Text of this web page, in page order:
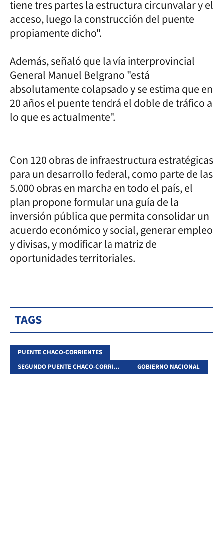
tiene tres partes la estructura circunvalar y el
acceso, luego la construcción del puente
propiamente dicho".
Además, señaló que la vía interprovincial
General Manuel Belgrano "está
absolutamente colapsado y se estima que en
20 años el puente tendrá el doble de tráfico a
lo que es actualmente".
Con 120 obras de infraestructura estratégicas
para un desarrollo federal, como parte de las
5.000 obras en marcha en todo el país, el
plan propone formular una guía de la
inversión pública que permita consolidar un
acuerdo económico y social, generar empleo
y divisas, y modificar la matriz de
oportunidades territoriales.
TAGS
PUENTE CHACO-CORRIENTES
SEGUNDO PUENTE CHACO-CORRIENTES
GOBIERNO NACIONAL